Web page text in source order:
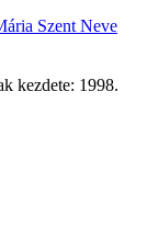
Szent Neve
kezdete: 1998.